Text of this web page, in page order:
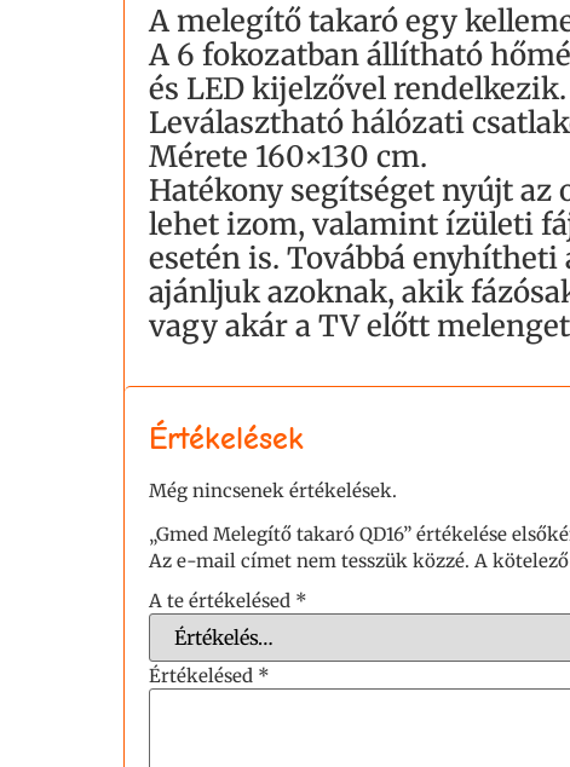
A melegítő takaró egy
A 6 fokozatban állítható
és LED kijelzővel rendelkezik.
Leválasztható hálózati
Mérete 160×130 cm.
Hatékony segítséget nyújt az
lehet izom, valamint ízületi
esetén is. Továbbá
ajánljuk azoknak, akik
vagy akár a TV előtt
Értékelések
Még nincsenek értékelések.
„Gmed Melegítő takaró QD16” értékelése
Az e-mail címet nem tesszük közzé. A
A te értékelésed *
Értékelésed *